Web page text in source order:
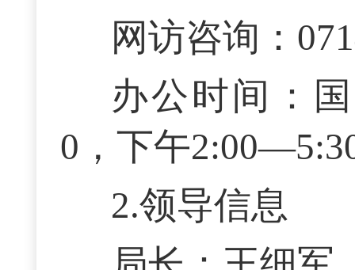
网访咨询：
办公时间：
0，下午
2.领导信息